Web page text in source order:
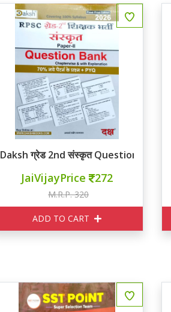
Daksh ग्रेड 2nd संस्कृत Question Bank
JaiVijayPrice 272
M.R.P. 320
ADD TO CART